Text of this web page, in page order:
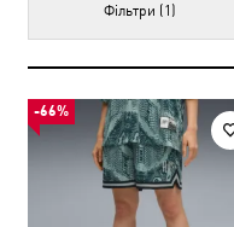
Фільтри (1)
-66%